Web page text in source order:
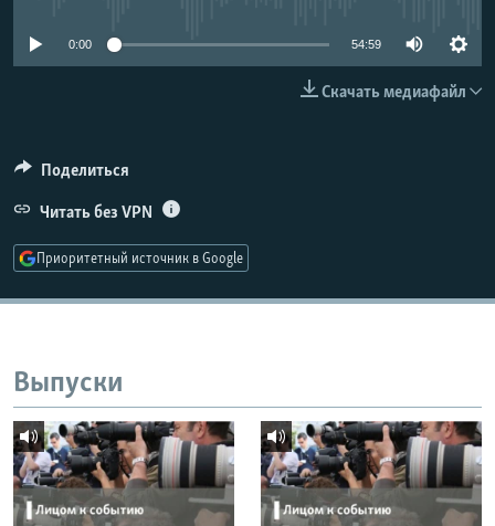
Все сайты РСЕ/РС
0:00 54:59
Скачать медиафайл
Поделиться
Читать без VPN
Приоритетный источник в Google
Выпуски